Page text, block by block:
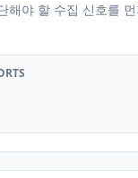
해야 할 수집 신호를